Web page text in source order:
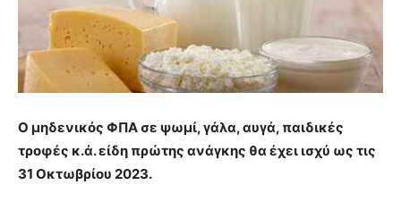
Ο μηδενικός ΦΠΑ σε ψωμί, γάλα, αυγά, παιδικές
τροφές κ.ά. είδη πρώτης ανάγκης θα έχει ισχύ ως τις
31 Οκτωβρίου 2023.